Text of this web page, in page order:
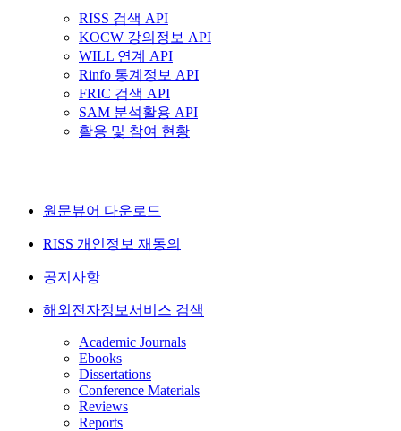
RISS 검색 API
KOCW 강의정보 API
WILL 연계 API
Rinfo 통계정보 API
FRIC 검색 API
SAM 분석활용 API
활용 및 참여 현황
원문뷰어 다운로드
RISS 개인정보 재동의
공지사항
해외전자정보서비스 검색
Academic Journals
Ebooks
Dissertations
Conference Materials
Reviews
Reports